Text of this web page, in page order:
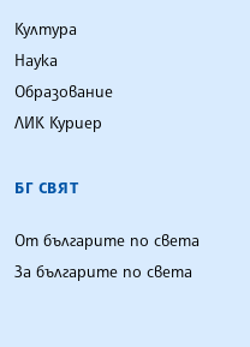
Култура
Наука
Образование
ЛИК Куриер
БГ СВЯТ
От българите по света
За българите по света